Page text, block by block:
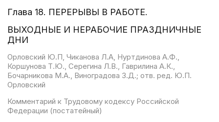
Глава 18. ПЕРЕРЫВЫ В РАБОТЕ.
ВЫХОДНЫЕ И НЕРАБОЧИЕ ПРАЗДНИЧНЫЕ
ДНИ
Орловский Ю.П, Чиканова Л.А, Нуртдинова А.Ф.,
Коршунова Т.Ю., Серегина Л.В., Гаврилина А.К.,
Бочарникова М.А., Виноградова З.Д.; отв. ред. Ю.П.
Орловский
Комментарий к Трудовому кодексу Российской
Федерации (постатейный)